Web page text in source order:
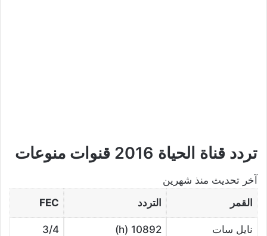
تردد قناة الحياة 2016 قنوات منوعات
آخر تحديث منذ شهرين
القمر
التردد FEC
نايل سات 10892 (h)
3/4